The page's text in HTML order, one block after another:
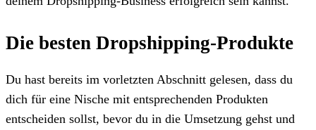
Die besten Dropshipping-Produkte
Du hast bereits im vorletzten Abschnitt gelesen, dass du
dich für eine Nische mit entsprechenden Produkten
entscheiden sollst, bevor du in die Umsetzung gehst und